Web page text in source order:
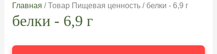
Главная / Товар Пищевая ценность / белки - 6,9 г
белки - 6,9 г